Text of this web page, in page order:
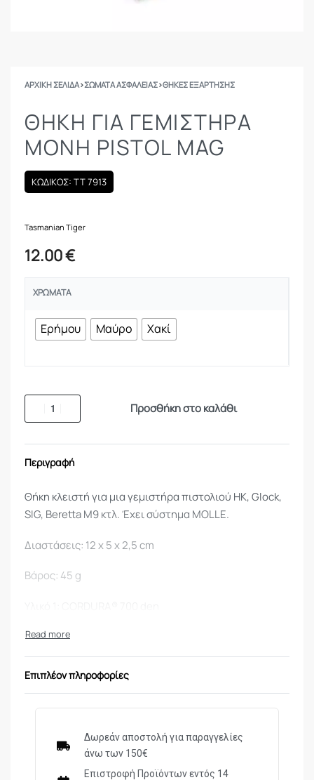
ΑΡΧΙΚΉ ΣΕΛΊΔΑ›ΣΩΜΑΤΑ ΑΣΦΑΛΕΙΑΣ›ΘΉΚΕΣ ΕΞΆΡΤΗΣΗΣ
ΘΉΚΗ ΓΙΑ ΓΕΜΙΣΤΉΡΑ
ΜΟΝΉ PISTOL MAG
ΚΩΔΙΚΟΣ: TT 7913
Tasmanian Tiger
12.00€
ΧΡΏΜΑΤΑ
Ερήμου Μαύρο Χακί
Προσθήκη στο καλάθι
Περιγραφή
Θήκη κλειστή για μια γεμιστήρα πιστολιού HK, Glock,
SIG, Beretta M9 κτλ. Έχει σύστημα MOLLE.
Διαστάσεις: 12 x 5 x 2,5 cm
Βάρος: 45 g
Επιπλέον πληροφορίες
Δωρεάν αποστολή για παραγγελίες
άνω των 150€
Επιστροφή Προϊόντων εντός 14